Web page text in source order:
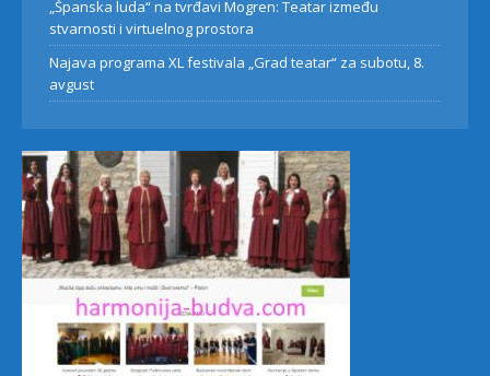
„Španska luda“ na tvrđavi Mogren: Teatar između
stvarnosti i virtuelnog prostora
Najava programa XL festivala „Grad teatar“ za subotu, 8.
avgust